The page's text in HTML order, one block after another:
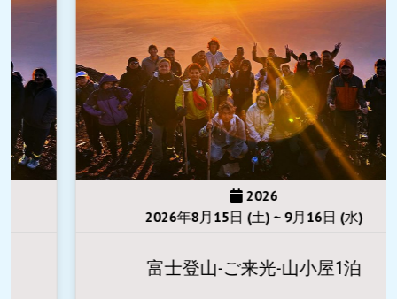
2026年8月15日 (土) ~ 9月16日 (水)
富士登山-ご来光-山小屋1泊